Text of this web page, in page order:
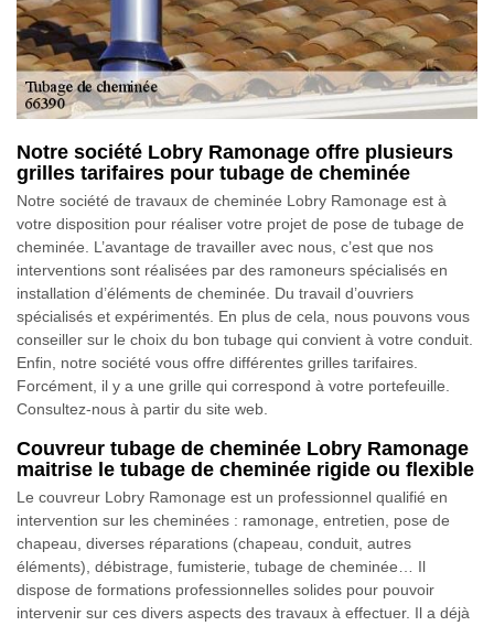
Notre société Lobry Ramonage offre plusieurs
grilles tarifaires pour tubage de cheminée
Notre société de travaux de cheminée Lobry Ramonage est à
votre disposition pour réaliser votre projet de pose de tubage de
cheminée. L’avantage de travailler avec nous, c’est que nos
interventions sont réalisées par des ramoneurs spécialisés en
installation d’éléments de cheminée. Du travail d’ouvriers
spécialisés et expérimentés. En plus de cela, nous pouvons vous
conseiller sur le choix du bon tubage qui convient à votre conduit.
Enfin, notre société vous offre différentes grilles tarifaires.
Forcément, il y a une grille qui correspond à votre portefeuille.
Consultez-nous à partir du site web.
Couvreur tubage de cheminée Lobry Ramonage
maitrise le tubage de cheminée rigide ou flexible
Le couvreur Lobry Ramonage est un professionnel qualifié en
intervention sur les cheminées : ramonage, entretien, pose de
chapeau, diverses réparations (chapeau, conduit, autres
éléments), débistrage, fumisterie, tubage de cheminée… Il
dispose de formations professionnelles solides pour pouvoir
intervenir sur ces divers aspects des travaux à effectuer. Il a déjà